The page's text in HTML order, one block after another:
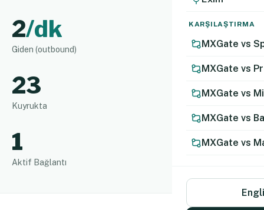
KARŞILAŞTIRMA
MXGate vs
MXGate vs
MXGate vs
MXGate vs
MXGate vs
2/dk
Giden (outbound)
23
Kuyrukta
1
Aktif Bağlantı